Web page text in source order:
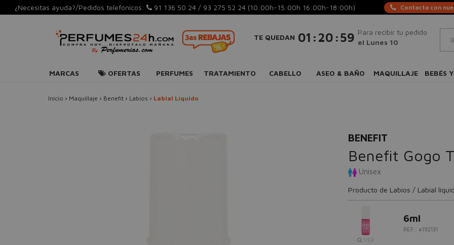
¿Necesitas ayuda?/Pedidos telefónicos: 91 136 50 24 / 93 275 52 24 (10:00h-15:00h 16:00h-18:00h) Contacta con
TE QUEDAN 01 : 20 :58 Para recibir tu pedido
el Lunes 10
MARCAS OFERTAS PERFUMES TRATAMIENTO CABELLO ASEO & BAÑO MAQUILLAJE BEBÉS
Inicio › Maquillaje › Benefit › Labios › Labial Líquido
BENEFIT
Benefit Gogo
Unisex
Producto de Labios / Labial
VER
6ml
REF.: #192131